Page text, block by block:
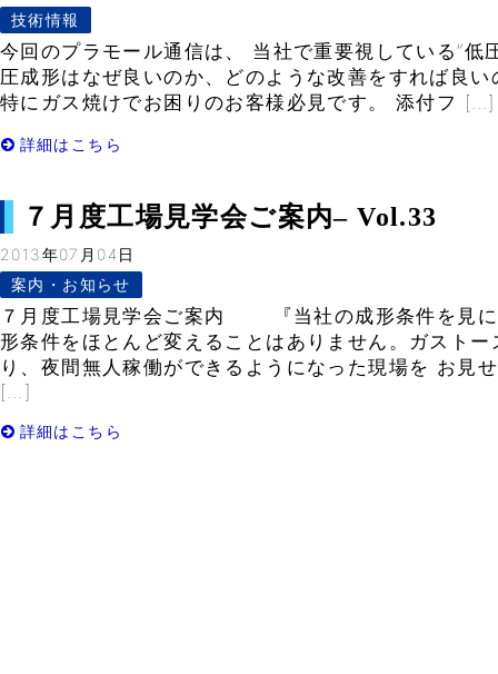
技術情報
今回のプラモール通信は、 当社で重要視している”低
圧成形はなぜ良いのか、どのような改善をすれば良
特にガス焼けでお困りのお客様必見です。 添付フ […]
詳細はこちら
７月度工場見学会ご案内– Vol.33
2013年07月04日
案内・お知らせ
７月度工場見学会ご案内 『当社の成形条件を見に
形条件をほとんど変えることはありません。ガスト
り、夜間無人稼働ができるようになった現場を お見
[…]
詳細はこちら